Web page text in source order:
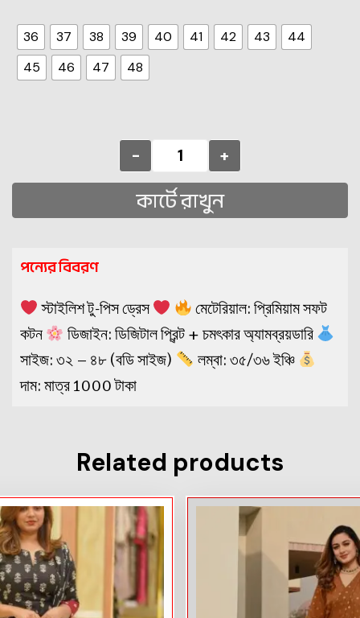
36 37 38 39 40 41 42 43
44
45
46 47 48
- +
কার্টে রাখুন
পন্যের বিবরণ
স্টাইলিশ টু-পিস ড্রেস
মেটেরিয়াল: প্রিমিয়াম সফট
কটন
ডিজাইন: ডিজিটাল প্রিন্ট + চমৎকার অ্যামব্রয়ডারি
সাইজ: ৩২ – ৪৮ (বডি সাইজ)
লম্বা: ৩৫/৩৬ ইঞ্চি
দাম: মাত্র 1000 টাকা
Related products